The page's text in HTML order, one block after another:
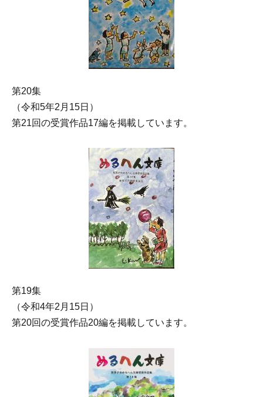
第20集
（令和5年2月15日）
第21回の受賞作品17編を掲載しています。
第19集
（令和4年2月15日）
第20回の受賞作品20編を掲載しています。